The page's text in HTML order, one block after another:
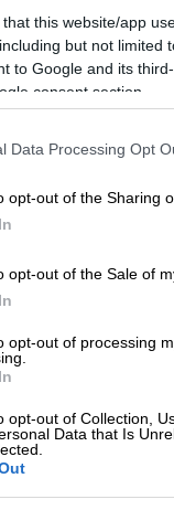
that this website/app
but not limited
to Google and its
consent section.
Data Processing Opt
opt-out of the Sharing
opt-out of the Sale of
opt-out of processing
opt-out of Collection,
Data that Is
δεν
ευζωία του
διάγνωση
ασφαλής με
την